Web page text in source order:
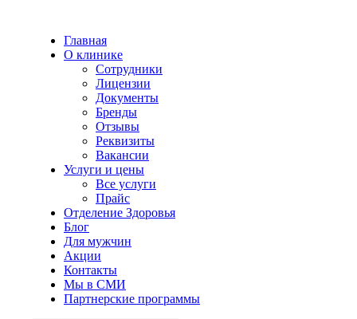
Главная
О клинике
Сотрудники
Лицензии
Документы
Бренды
Отзывы
Реквизиты
Вакансии
Услуги и цены
Все услуги
Прайс
Отделение Здоровья
Блог
Для мужчин
Акции
Контакты
Мы в СМИ
Партнерские программы